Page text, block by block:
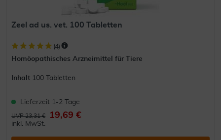
Zeel ad us. vet. 100 Tabletten
(4)
Homöopathisches Arzneimittel für Tiere
Inhalt 100 Tabletten
Lieferzeit 1-2 Tage
UVP 23,31 € 19,69 €
inkl. MwSt.